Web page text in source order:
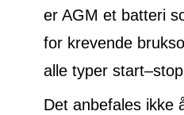
er AGM et batteri
for krevende
alle typer
Det anbefales ikke